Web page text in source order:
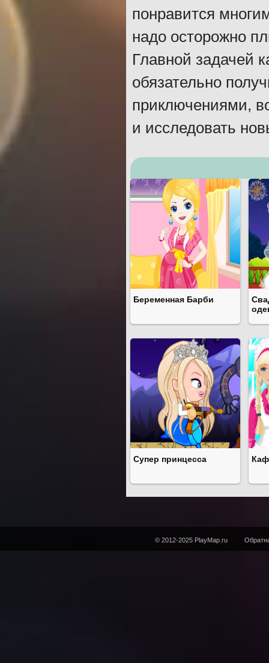
понравится
надо осторожно
Главной задачей
обязательно
приключениями,
и исследовать
Беременная Барби
Супер принцесса
© 2012-2025 PlayMap.ru